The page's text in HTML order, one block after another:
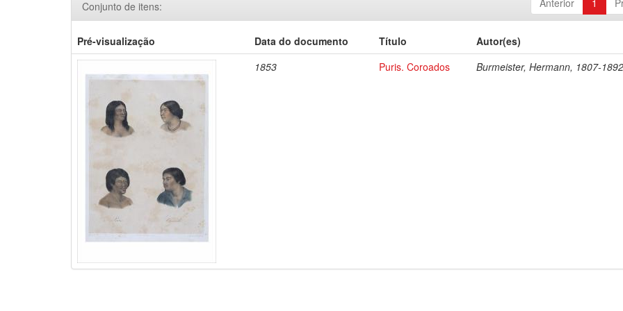
Anterior 1
Conjunto de itens:
Pré-visualização Data do documento Título
Autor(es)
1853
Puris. Coroados Burmeister, Hermann, 1807-1892